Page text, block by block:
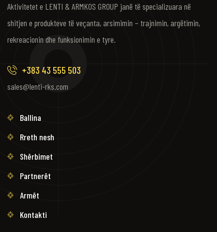
Aktivitetet e LENTI & ARMKOS GROUP janë të specializuara në
shitjen e produkteve të veçanta, arsimimin – trajnimin, argëtimin,
rekreacionin dhe funksionimin e tyre.
+383 43 555 503
sales@lenti-rks.com
Ballina
Rreth nesh
Shërbimet
Partnerët
Armët
Kontakti